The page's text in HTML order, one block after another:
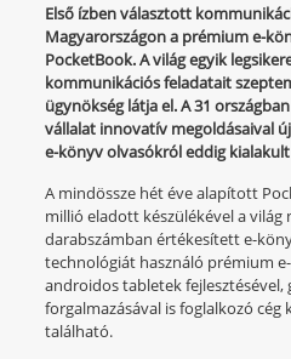
Első ízben választott
Magyarországon a prémium e-
PocketBook. A világ egyik
kommunikációs feladatait
ügynökség látja el. A 31
vállalat innovatív megoldásaival
e-könyv olvasókról eddig
A mindössze hét éve alapított
millió eladott készülékével a világ
darabszámban értékesített e-
technológiát használó prémium
androidos tabletek fejlesztésével,
forgalmazásával is foglalkozó
található.